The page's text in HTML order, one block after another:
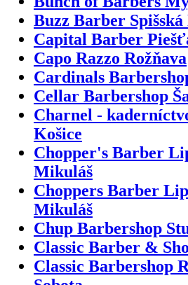
Buzz Barber Spišská
Capital Barber
Capo Razzo Rožňava
Cardinals
Cellar Barbershop
Charnel -
Košice
Chopper's Barber
Mikuláš
Choppers Barber
Mikuláš
Chup Barbershop
Classic Barber &
Classic Barbershop